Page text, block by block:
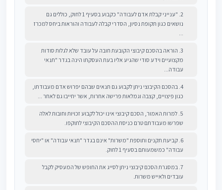
2. "ענייני קבלת אדם לעבודה" כקבוע בסעיף 1 לחוק, כוללים גם
נושאים כגון תקופת נסיון, הסדרי קבלה לעבודה והוראות ביחס למכרז
...
3. הוראה בהסכם קיבוצי הקובעת חובה על עובד שלא לגלות סודות
מקצועיים וידע סודי שהגיע אליו בעת העסקתו הינה בגדר "תנאי
עבודה...
4. בהסכם הקיבוצי ניתן לקבוע גם תנאים שבהם יפרוש אדם מעבודתו,
כגון פיצויים, קצבה וגמלאות פרישה אחרות, אשר יחייבו גם לאחר ...
5. למרות האמור, הסכם קיבוצי אינו יכול לקבוע זכויות וחובות לאלה
שפרשו מעבודתם טרם כניסת ההסכם הקיבוצי לתוקפו.
6. קביעת תקנים ותוספת "משרות" אינם בגדר "תנאי עבודה" או "יחסי
עבודה" כמשמעותם בסעיף 1 לחוק.
7. במסגרת הסכם קיבוצי ניתן לסייג את החופש של המעסיק לקבל
עובדים ולאייש משרות.